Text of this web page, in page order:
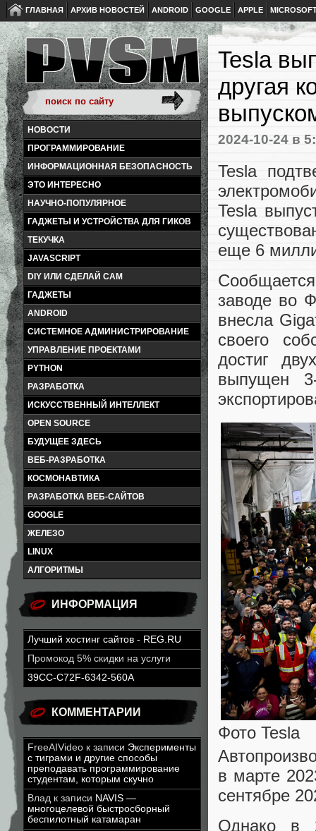
ГЛАВНАЯ АРХИВ НОВОСТЕЙ ANDROID GOOGLE APPLE
НОВОСТИ
ПРОГРАММИРОВАНИЕ
ИНФОРМАЦИОННАЯ БЕЗОПАСНОСТЬ
ЭТО ИНТЕРЕСНО
НАУЧНО-ПОПУЛЯРНОЕ
ГАДЖЕТЫ И УСТРОЙСТВА ДЛЯ ГИКОВ
ТЕКУЧКА
JAVASCRIPT
DIY ИЛИ СДЕЛАЙ САМ
ГАДЖЕТЫ
ANDROID
СИСТЕМНОЕ АДМИНИСТРИРОВАНИЕ
УПРАВЛЕНИЕ ПРОЕКТАМИ
PYTHON
РАЗРАБОТКА
ИСКУССТВЕННЫЙ ИНТЕЛЛЕКТ
OPEN SOURCE
БУДУЩЕЕ ЗДЕСЬ
ВЕБ-РАЗРАБОТКА
КОСМОНАВТИКА
РАЗРАБОТКА ВЕБ-САЙТОВ
GOOGLE
ЖЕЛЕЗО
LINUX
АЛГОРИТМЫ
ИНФОРМАЦИЯ
Лучший хостинг сайтов - REG.RU
Промокод 5% скидки на услуги
39CC-C72F-6342-560A
КОММЕНТАРИИ
FreeAIVideo к записи Эксперименты
с тиграми и другие способы
преподавать программирование
студентам, которым скучно
Влад к записи NAVIS —
многоцелевой быстросборный
беспилотный катамаран
Tesla
другая
2024-10-24 в
Tesla
Tesla
еще 6
заводе во
внесла
своего
достиг
выпущен
Фото Tesla
в марте
сентябре
Однако в